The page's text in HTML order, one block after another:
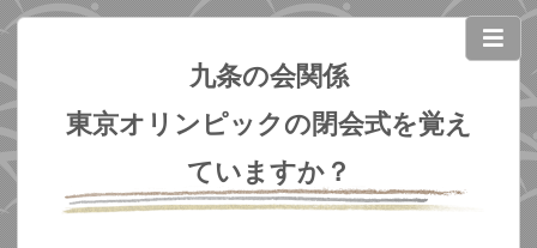
九条の会関係
東京オリンピックの閉会式を覚え
ていますか？